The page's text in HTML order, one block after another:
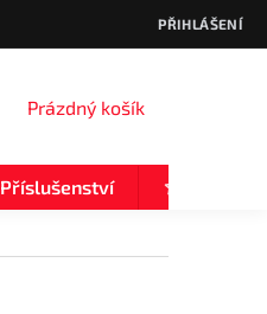
PŘIHLÁŠENÍ
NÁKUPNÍ
Prázdný košík
Příslušenství